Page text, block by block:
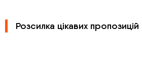
Розсилка цікавих пропозицій